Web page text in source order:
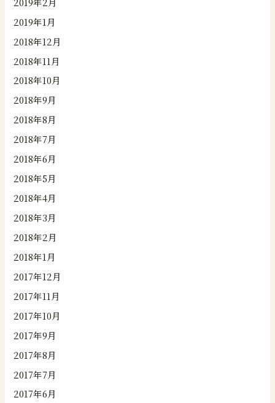
2019年1月
2018年12月
2018年11月
2018年10月
2018年9月
2018年8月
2018年7月
2018年6月
2018年5月
2018年4月
2018年3月
2018年2月
2018年1月
2017年12月
2017年11月
2017年10月
2017年9月
2017年8月
2017年7月
2017年6月